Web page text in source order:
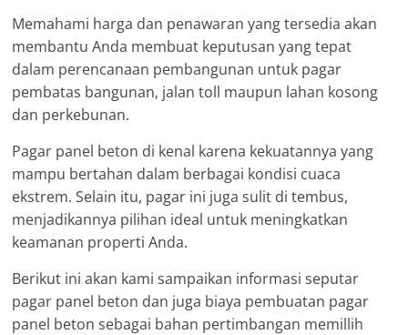
Memahami harga dan penawaran yang tersedia akan
membantu Anda membuat keputusan yang tepat
dalam perencanaan pembangunan untuk pagar
pembatas bangunan, jalan toll maupun lahan kosong
dan perkebunan.
Pagar panel beton di kenal karena kekuatannya yang
mampu bertahan dalam berbagai kondisi cuaca
ekstrem. Selain itu, pagar ini juga sulit di tembus,
menjadikannya pilihan ideal untuk meningkatkan
keamanan properti Anda.
Berikut ini akan kami sampaikan informasi seputar
pagar panel beton dan juga biaya pembuatan pagar
panel beton sebagai bahan pertimbangan memillih